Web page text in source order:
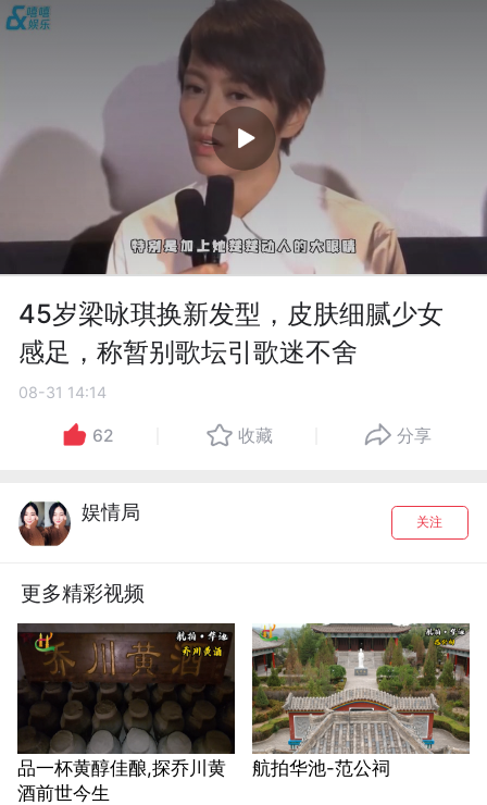
45岁梁咏琪换新发型，皮肤细腻少女
感足，称暂别歌坛引歌迷不舍
08-31 14:14
62 收藏 分享
娱情局 关注
更多精彩视频
品一杯黄醇佳酿,探乔川黄
酒前世今生
航拍华池-范公祠